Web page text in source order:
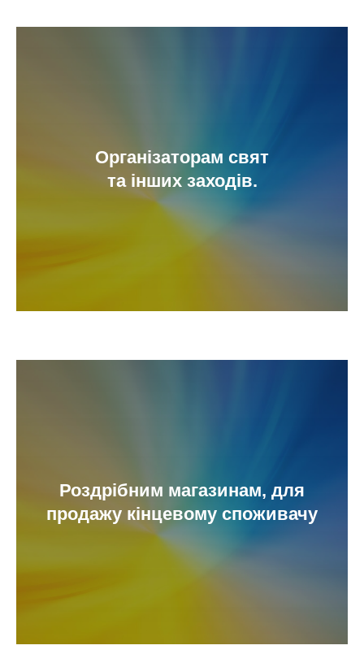
Організаторам свят
та інших заходів.
Роздрібним магазинам, для
продажу кінцевому споживачу